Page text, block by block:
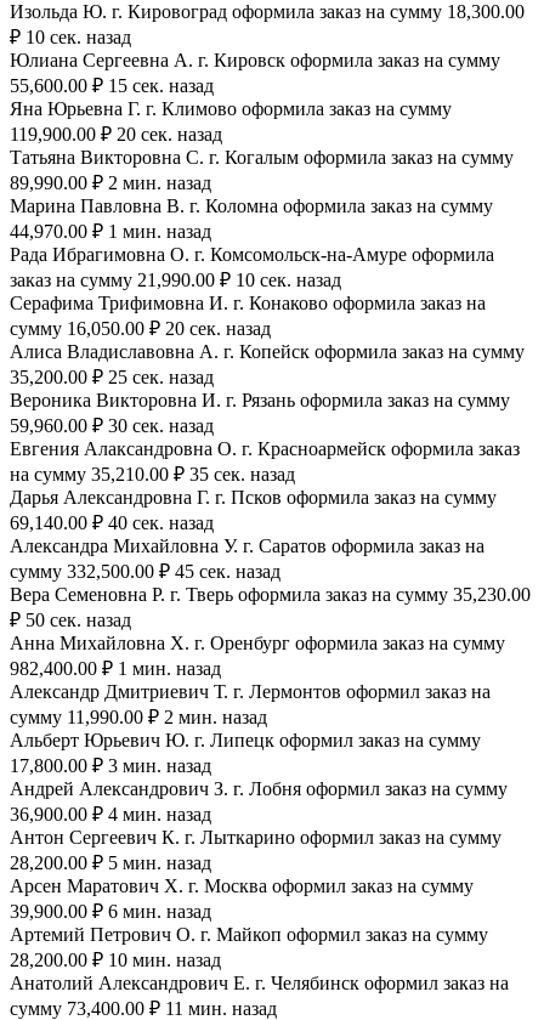
Изольда Ю. г. Кировоград оформила заказ на сумму 18,300.00
₽ 10 сек. назад
Юлиана Сергеевна А. г. Кировск оформила заказ на сумму
55,600.00 ₽ 15 сек. назад
Яна Юрьевна Г. г. Климово оформила заказ на сумму
119,900.00 ₽ 20 сек. назад
Татьяна Викторовна С. г. Когалым оформила заказ на сумму
89,990.00 ₽ 2 мин. назад
Марина Павловна В. г. Коломна оформила заказ на сумму
44,970.00 ₽ 1 мин. назад
Рада Ибрагимовна О. г. Комсомольск-на-Амуре оформила
заказ на сумму 21,990.00 ₽ 10 сек. назад
Серафима Трифимовна И. г. Конаково оформила заказ на
сумму 16,050.00 ₽ 20 сек. назад
Алиса Владиславовна А. г. Копейск оформила заказ на сумму
35,200.00 ₽ 25 сек. назад
Вероника Викторовна И. г. Рязань оформила заказ на сумму
59,960.00 ₽ 30 сек. назад
Евгения Алаксандровна О. г. Красноармейск оформила заказ
на сумму 35,210.00 ₽ 35 сек. назад
Дарья Александровна Г. г. Псков оформила заказ на сумму
69,140.00 ₽ 40 сек. назад
Александра Михайловна У. г. Саратов оформила заказ на
сумму 332,500.00 ₽ 45 сек. назад
Вера Семеновна Р. г. Тверь оформила заказ на сумму 35,230.00
₽ 50 сек. назад
Анна Михайловна Х. г. Оренбург оформила заказ на сумму
982,400.00 ₽ 1 мин. назад
Александр Дмитриевич Т. г. Лермонтов оформил заказ на
сумму 11,990.00 ₽ 2 мин. назад
Альберт Юрьевич Ю. г. Липецк оформил заказ на сумму
17,800.00 ₽ 3 мин. назад
Андрей Александрович З. г. Лобня оформил заказ на сумму
36,900.00 ₽ 4 мин. назад
Антон Сергеевич К. г. Лыткарино оформил заказ на сумму
28,200.00 ₽ 5 мин. назад
Арсен Маратович Х. г. Москва оформил заказ на сумму
39,900.00 ₽ 6 мин. назад
Артемий Петрович О. г. Майкоп оформил заказ на сумму
28,200.00 ₽ 10 мин. назад
Анатолий Александрович Е. г. Челябинск оформил заказ на
сумму 73,400.00 ₽ 11 мин. назад